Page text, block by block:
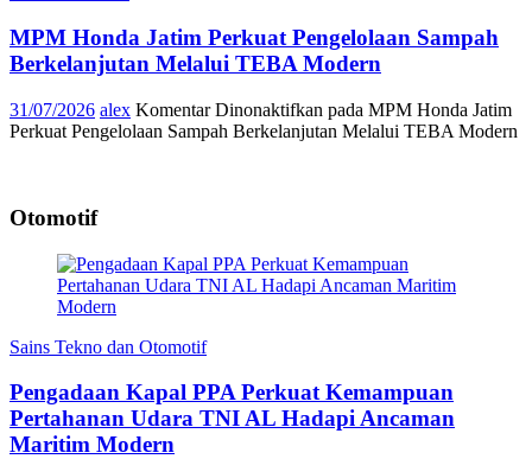
MPM Honda Jatim Perkuat Pengelolaan Sampah
Berkelanjutan Melalui TEBA Modern
31/07/2026 alex Komentar Dinonaktifkan pada MPM Honda Jatim
Perkuat Pengelolaan Sampah Berkelanjutan Melalui TEBA Modern
Otomotif
Sains Tekno dan Otomotif
Pengadaan Kapal PPA Perkuat Kemampuan
Pertahanan Udara TNI AL Hadapi Ancaman
Maritim Modern